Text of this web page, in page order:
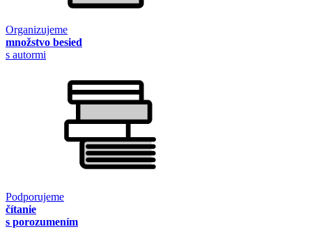
Organizujeme
množstvo besied
s autormi
Podporujeme
čítanie
s porozumením